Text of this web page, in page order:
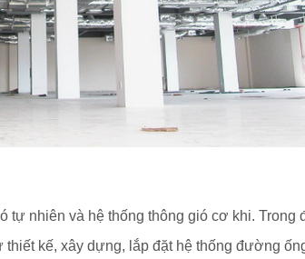
tự nhiên và hệ thống thông gió cơ khi. Trong
thiết kế, xây dựng, lắp đặt hệ thống đường